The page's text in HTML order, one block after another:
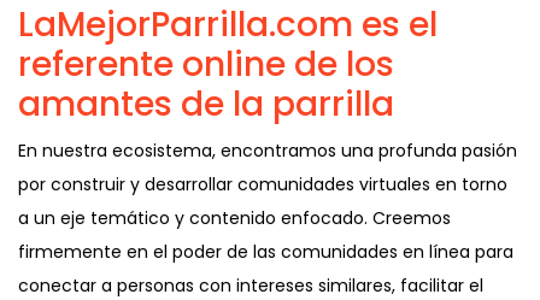
LaMejorParrilla.com es el
referente online de los
amantes de la parrilla
En nuestra ecosistema, encontramos una profunda pasión
por construir y desarrollar comunidades virtuales en torno
a un eje temático y contenido enfocado. Creemos
firmemente en el poder de las comunidades en línea para
conectar a personas con intereses similares, facilitar el